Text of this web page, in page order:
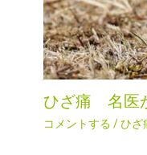
ひざ痛 名
コメントする /ひざ